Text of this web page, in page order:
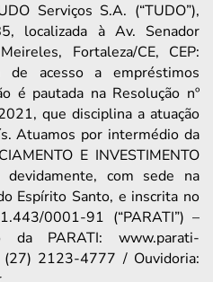
Serviços S.A. (“TUDO”),
localizada à Av. Senador
Fortaleza/CE, CEP:
acesso a empréstimos
é pautada na Resolução nº
que disciplina a atuação
Atuamos por intermédio da
E INVESTIMENTO
devidamente, com sede na
Espírito Santo, e inscrita no
0001-91 (“PARATI”) –
da PARATI: www.parati-
2123-4777 / Ouvidoria: